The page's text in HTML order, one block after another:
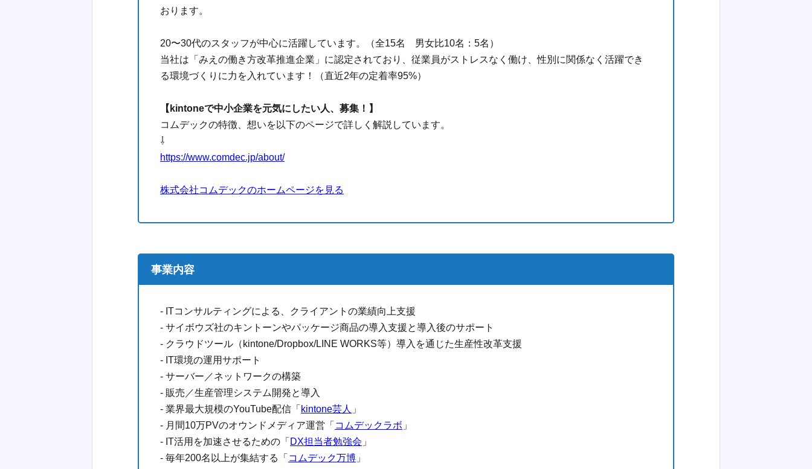
おります。
20〜30代のスタッフが中心に活躍しています。（全15名 男女比10名：5名）
当社は「みえの働き方改革推進企業」に認定されており、従業員がストレスなく働け、性別に関係なく活躍でき
る環境づくりに力を入れています！（直近2年の定着率95%）
【kintoneで中小企業を元気にしたい人、募集！】
コムデックの特徴、想いを以下のページで詳しく解説しています。
⇩
https://www.comdec.jp/about/
株式会社コムデックのホームページを見る
事業内容
- ITコンサルティングによる、クライアントの業績向上支援
- サイボウズ社のキントーンやパッケージ商品の導入支援と導入後のサポート
- クラウドツール（kintone/Dropbox/LINE WORKS等）導入を通じた生産性改革支援
- IT環境の運用サポート
- サーバー／ネットワークの構築
- 販売／生産管理システム開発と導入
- 業界最大規模のYouTube配信「 kintone芸人 」
- 月間10万PVのオウンドメディア運営「 コムデックラボ 」
- IT活用を加速させるための「 DX担当者勉強会 」
- 毎年200名以上が集結する「 コムデック万博 」